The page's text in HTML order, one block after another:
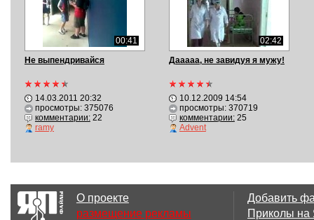
00:41
Не выпендривайся
14.03.2011 20:32
просмотры: 375076
комментарии:22
ramy
02:42
Дааааа, не завидуя я мужу!
10.12.2009 14:54
просмотры: 370719
комментарии:25
Advent
О проекте
размещение рекламы
Добавить
Приколы